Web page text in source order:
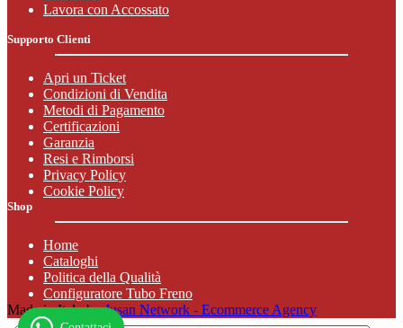
cui:
manopole
cavallotti
rialzi
paraleva,
pulsantiere
semimanubri.
comandi
rapido
Accossato
sono
prodotti
in
alluminio
Lavora con Accossato
Supporto Clienti
Apri un Ticket
Condizioni di Vendita
Metodi di Pagamento
Certificazioni
Garanzia
Resi e Rimborsi
Privacy Policy
Cookie Policy
Shop
Home
Cataloghi
Politica della Qualità
Configuratore Tubo Freno
Made in Italy byJusan Network - Ecommerce Agency